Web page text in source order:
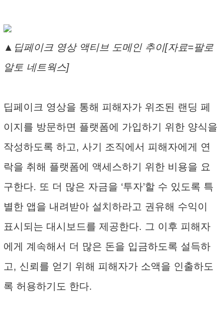
▲딥페이크 영상 액티브 도메인 추이[자료=팔로
알토 네트웍스]
딥페이크 영상을 통해 피해자가 위조된 랜딩 페
이지를 방문하면 플랫폼에 가입하기 위한 양식을
작성하도록 하고, 사기 조직에서 피해자에게 연
락을 취해 플랫폼에 액세스하기 위한 비용을 요
구한다. 또 더 많은 자금을 ‘투자’할 수 있도록 특
별한 앱을 내려받아 설치하라고 권유해 수익이
표시되는 대시보드를 제공한다. 그 이후 피해자
에게 계속해서 더 많은 돈을 입금하도록 설득하
고, 신뢰를 얻기 위해 피해자가 소액을 인출하도
록 허용하기도 한다.